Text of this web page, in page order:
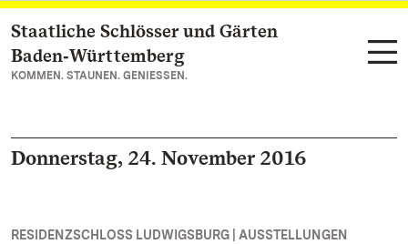
Zum Hauptinhalt springen
Staatliche Schlösser und Gärten
Baden‑Württemberg
KOMMEN. STAUNEN. GENIESSEN.
Donnerstag, 24. November 2016
RESIDENZSCHLOSS LUDWIGSBURG | AUSSTELLUNGEN